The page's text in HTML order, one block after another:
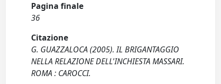
Pagina finale
36
Citazione
G. GUAZZALOCA (2005). IL BRIGANTAGGIO
NELLA RELAZIONE DELL'INCHIESTA MASSARI.
ROMA : CAROCCI.